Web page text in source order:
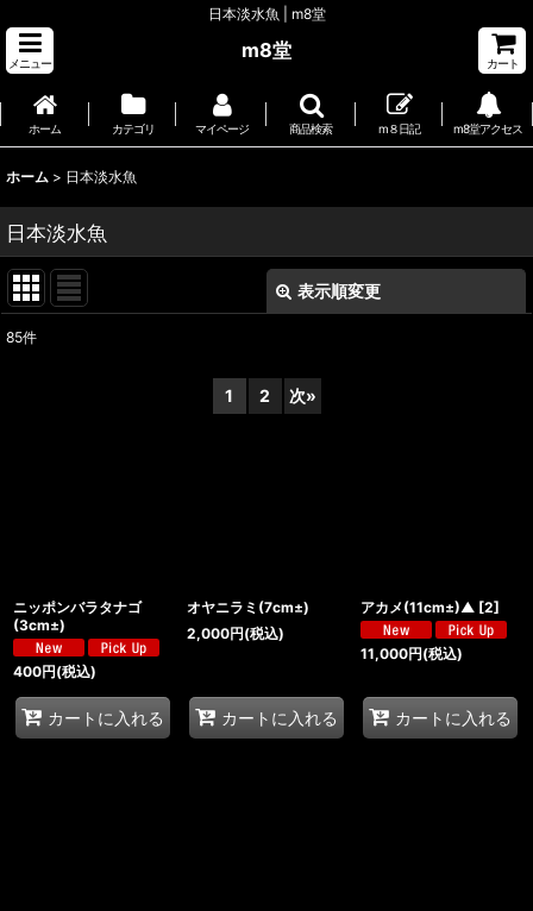
日本淡水魚 | m8堂
メニュー
m8堂
カート
ホーム カテゴリ マイページ 商品検索 m８日記 m8堂アクセス
ホーム > 日本淡水魚
日本淡水魚
表示順変更
85件
1 2 次»
ニッポンバラタナゴ
(3cm±)
400円(税込)
カートに入れる
オヤニラミ(7cm±)
2,000円(税込)
カートに入れる
アカメ(11cm±)▲ [2]
11,000円(税込)
カートに入れる